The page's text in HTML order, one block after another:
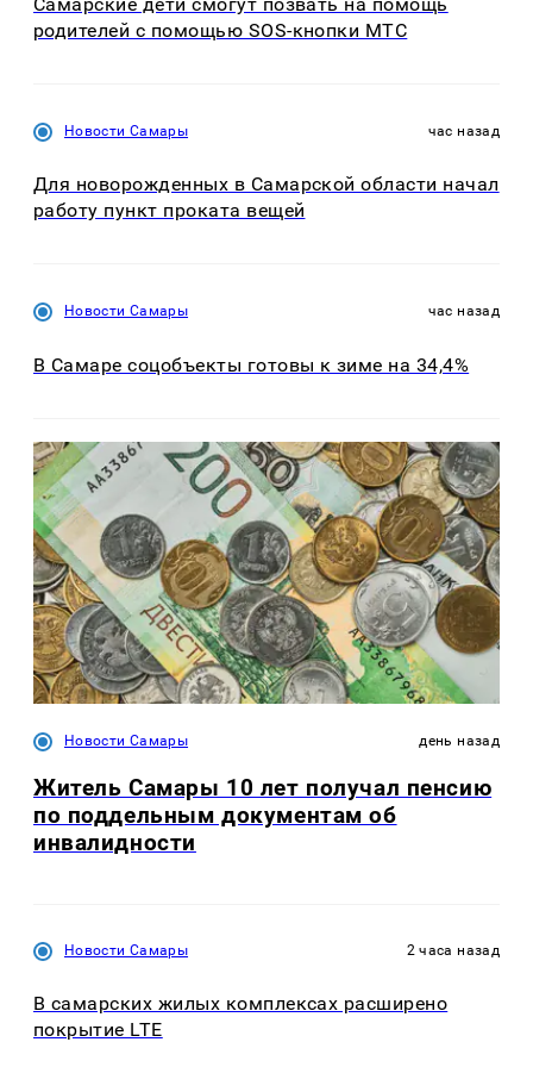
родителей с помощью SOS-кнопки МТС
Новости Самары час назад
Для новорожденных в Самарской области начал
работу пункт проката вещей
Новости Самары час назад
В Самаре соцобъекты готовы к зиме на 34,4%
Новости Самары день назад
Житель Самары 10 лет получал пенсию
по поддельным документам об
инвалидности
Новости Самары 2 часа назад
В самарских жилых комплексах расширено
покрытие LTE